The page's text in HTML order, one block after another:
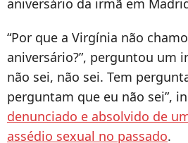
aniversário da irmã em
“Por que a Virgínia não
aniversário?”, perguntou um
não sei, não sei. Tem
perguntam que eu não sei”,
denunciado e absolvido de
assédio sexual no passado.